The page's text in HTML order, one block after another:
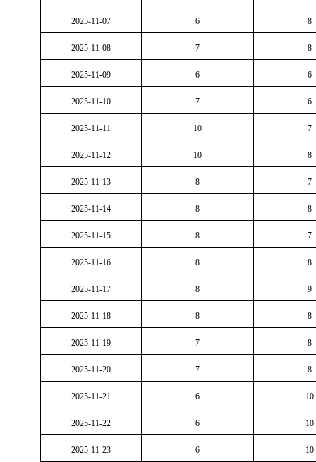
2025-11-07 6 8
2025-11-08 7 8
2025-11-09 6 6
2025-11-10 7 6
2025-11-11 10 7
2025-11-12 10 8
2025-11-13 8 7
2025-11-14 8 8
2025-11-15 8 7
2025-11-16 8 8
2025-11-17 8 9
2025-11-18 8 8
2025-11-19 7 8
2025-11-20 7 8
2025-11-21 6 10
2025-11-22 6 10
2025-11-23 6 10